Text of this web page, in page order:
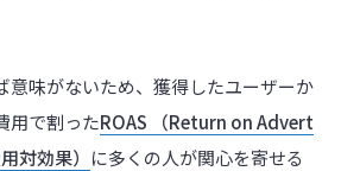
意味がないため、獲得したユーザーか
用で割ったROAS （Return on Advert
対効果） に多くの人が関心を寄せる